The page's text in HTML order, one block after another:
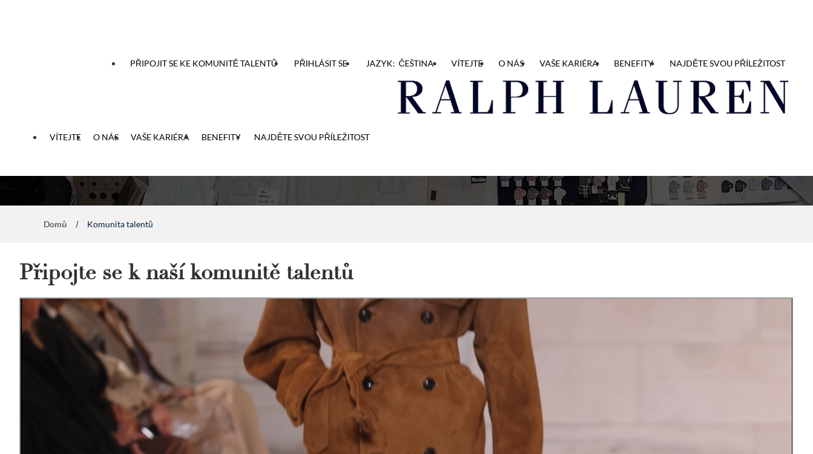
VÍTEJTE O NÁS VAŠE KARIÉRA BENEFITY NAJDĚTE SVOU PŘÍLEŽITOST
PŘIPOJIT SE KE KOMUNITĚ TALENTŮ PŘIHLÁSIT SE JAZYK: ČEŠTINA VÍTEJTE O NÁS VAŠE KARIÉRA BENEFITY NAJDĚTE SVOU PŘÍLEŽITOST
Připojte se k naší komunitě talentů
Domů Komunita talentů
Připojte se k naší komunitě talentů